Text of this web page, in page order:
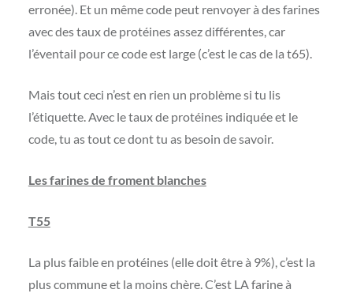
erronée). Et un même code peut renvoyer à des farines
avec des taux de protéines assez différentes, car
l’éventail pour ce code est large (c’est le cas de la t65).
Mais tout ceci n’est en rien un problème si tu lis
l’étiquette. Avec le taux de protéines indiquée et le
code, tu as tout ce dont tu as besoin de savoir.
Les farines de froment blanches
T55
La plus faible en protéines (elle doit être à 9%), c’est la
plus commune et la moins chère. C’est LA farine à